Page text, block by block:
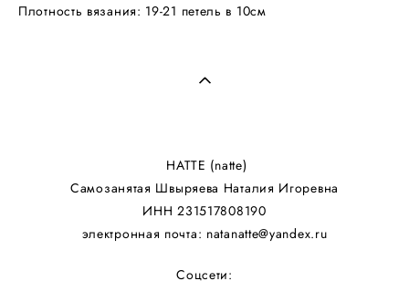
Плотность вязания: 19-21 петель в 10см
НАТТЕ (natte)
Самозанятая Швыряева Наталия Игоревна
ИНН 231517808190
электронная почта: natanatte@yandex.ru
Соцсети: